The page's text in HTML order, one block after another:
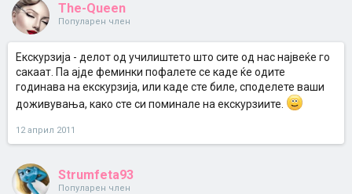
The-Queen
Популарен член
Екскурзија - делот од училиштето што сите од нас највеќе го
сакаат. Па ајде феминки пофалете се каде ќе одите
годинава на екскурзија, или каде сте биле, споделете ваши
доживувања, како сте си поминале на екскурзиите.
12 април 2011
Strumfeta93
Популарен член